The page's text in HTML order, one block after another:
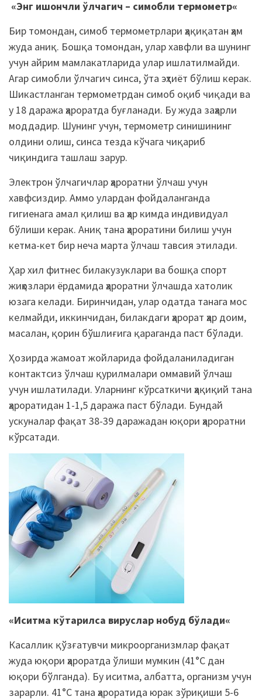
«Энг ишончли ўлчагич – симобли термометр«
Бир томондан, симоб термометрлари ҳақиқатан ҳам
жуда аниқ. Бошқа томондан, улар хавфли ва шунинг
учун айрим мамлакатларида улар ишлатилмайди.
Агар симобли ўлчагич синса, ўта эҳтиёт бўлиш керак.
Шикастланган термометрдан симоб оқиб чиқади ва
у 18 даража ҳароратда буғланади. Бу жуда заҳарли
моддадир. Шунинг учун, термометр синишининг
олдини олиш, синса тезда кўчага чиқариб
чиқиндига ташлаш зарур.
Электрон ўлчагичлар ҳароратни ўлчаш учун
хавфсиздир. Аммо улардан фойдаланганда
гигиенага амал қилиш ва ҳар кимда индивидуал
бўлиши керак. Аниқ тана ҳароратини билиш учун
кетма-кет бир неча марта ўлчаш тавсия этилади.
Ҳар хил фитнес билакузуклари ва бошқа спорт
жиҳозлари ёрдамида ҳароратни ўлчашда хатолик
юзага келади. Биринчидан, улар одатда танага мос
келмайди, иккинчидан, билакдаги ҳарорат ҳар доим,
масалан, қорин бўшлиғига қараганда паст бўлади.
Ҳозирда жамоат жойларида фойдаланиладиган
контактсиз ўлчаш қурилмалари оммавий ўлчаш
учун ишлатилади. Уларнинг кўрсаткичи ҳақиқий тана
ҳароратидан 1-1,5 даража паст бўлади. Бундай
ускуналар фақат 38-39 даражадан юқори ҳароратни
кўрсатади.
«Иситма кўтарилса вируслар нобуд бўлади«
Касаллик қўзғатувчи микроорганизмлар фақат
жуда юқори ҳароратда ўлиши мумкин (41°С дан
юқори бўлганда). Бу иситма, албатта, организм учун
зарарли. 41°С тана ҳароратида юрак зўриқиши 5-6